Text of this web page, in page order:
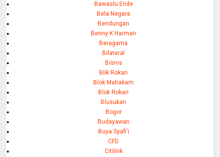
Bawaslu Ende
Bela Negara
Bendungan
Benny K Harman
Beragama
Bilateral
Bisnis
Blik Rokan
Blok Mahakam
Blok Rokan
Blusukan
Bogor
Budayawan
Buya Syafi'i
CFD
Citilink